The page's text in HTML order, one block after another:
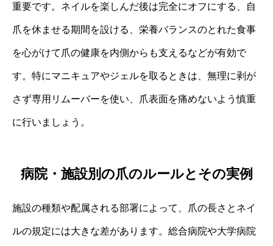
重要です。ネイルを楽しんだ後は完全にオフにする、自
爪を休ませる期間を設ける、栄養バランスのとれた食事
を心がけて爪の健康を内側からも支えるなどが有効で
す。特にマニキュアやジェルを取るときは、無理に剥が
さず専用リムーバーを使い、爪表面を痛めないよう慎重
に行いましょう。
病院・施設別の爪のルールとその実例
施設の種類や配属される部署によって、爪の長さとネイ
ルの規定には大きな差があります。総合病院や大学病院